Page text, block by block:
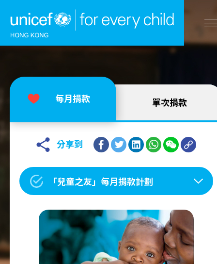
我們的工作
立即行動
關於我們
每月捐款 單次捐款
分享到
「兒童之友」每月捐款計劃